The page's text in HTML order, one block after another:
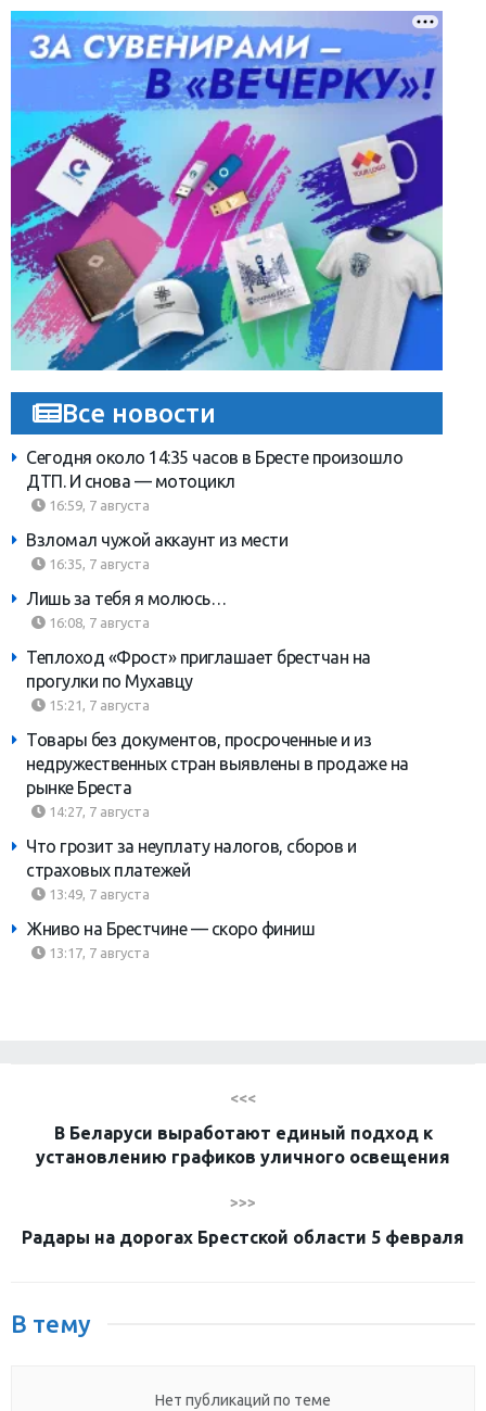
Все новости
Сегодня около 14:35 часов в Бресте произошло
ДТП. И снова — мотоцикл
16:59, 7 августа
Взломал чужой аккаунт из мести
16:35, 7 августа
Лишь за тебя я молюсь…
16:08, 7 августа
Теплоход «Фрост» приглашает брестчан на
прогулки по Мухавцу
15:21, 7 августа
Товары без документов, просроченные и из
недружественных стран выявлены в продаже на
рынке Бреста
14:27, 7 августа
Что грозит за неуплату налогов, сборов и
страховых платежей
13:49, 7 августа
Жниво на Брестчине — скоро финиш
13:17, 7 августа
<<<
В Беларуси выработают единый подход к
установлению графиков уличного освещения
>>>
Радары на дорогах Брестской области 5 февраля
В тему
Нет публикаций по теме